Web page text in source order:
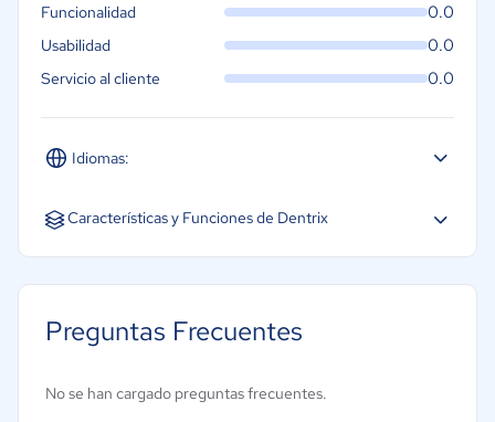
Idiomas:
Español Inglés
Funcionalidad 0.0
Usabilidad 0.0
Servicio al cliente 0.0
Características y Funciones de Dentrix
Gestión de citas
Preguntas Frecuentes
No se han cargado preguntas frecuentes.